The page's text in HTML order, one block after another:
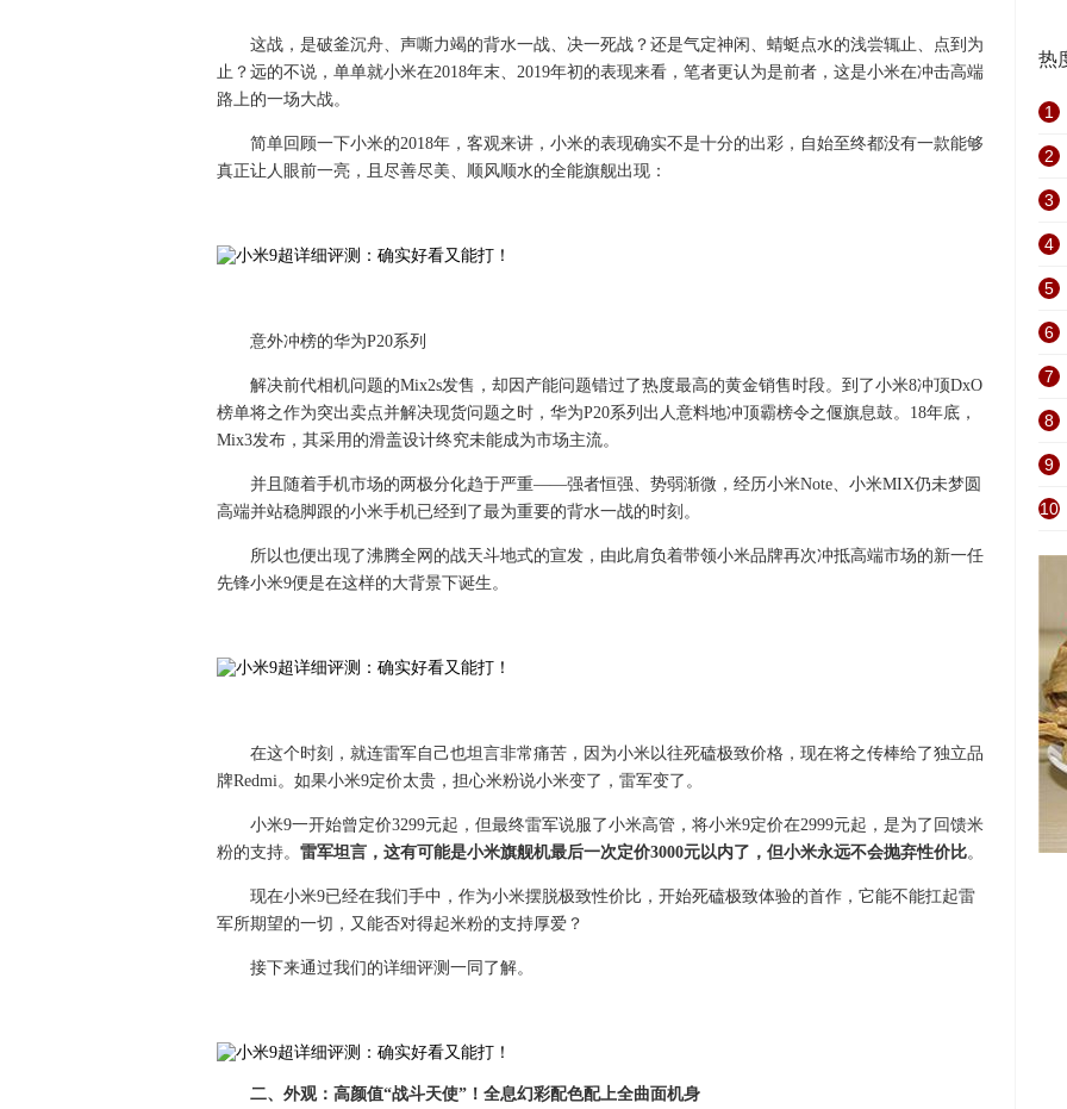
这战，是破釜沉舟、声嘶力竭的背水一战、决一死战？还是气定神闲、蜻蜓点水的浅尝辄止、点到为
止？远的不说，单单就小米在2018年末、2019年初的表现来看，笔者更认为是前者，这是小米在冲击高端
路上的一场大战。
简单回顾一下小米的2018年，客观来讲，小米的表现确实不是十分的出彩，自始至终都没有一款能够
真正让人眼前一亮，且尽善尽美、顺风顺水的全能旗舰出现：
意外冲榜的华为P20系列
解决前代相机问题的Mix2s发售，却因产能问题错过了热度最高的黄金销售时段。到了小米8冲顶DxO
榜单将之作为突出卖点并解决现货问题之时，华为P20系列出人意料地冲顶霸榜令之偃旗息鼓。18年底，
Mix3发布，其采用的滑盖设计终究未能成为市场主流。
并且随着手机市场的两极分化趋于严重——强者恒强、势弱渐微，经历小米Note、小米MIX仍未梦圆
高端并站稳脚跟的小米手机已经到了最为重要的背水一战的时刻。
所以也便出现了沸腾全网的战天斗地式的宣发，由此肩负着带领小米品牌再次冲抵高端市场的新一任
先锋小米9便是在这样的大背景下诞生。
在这个时刻，就连雷军自己也坦言非常痛苦，因为小米以往死磕极致价格，现在将之传棒给了独立品
牌Redmi。如果小米9定价太贵，担心米粉说小米变了，雷军变了。
小米9一开始曾定价3299元起，但最终雷军说服了小米高管，将小米9定价在2999元起，是为了回馈米
粉的支持。 雷军坦言，这有可能是小米旗舰机最后一次定价3000元以内了，但小米永远不会抛弃性价比。
现在小米9已经在我们手中，作为小米摆脱极致性价比，开始死磕极致体验的首作，它能不能扛起雷
军所期望的一切，又能否对得起米粉的支持厚爱？
接下来通过我们的详细评测一同了解。
二、外观：高颜值“战斗天使”！全息幻彩配色配上全曲面机身
热
1
2
3
4
5
6
7
8
9
10